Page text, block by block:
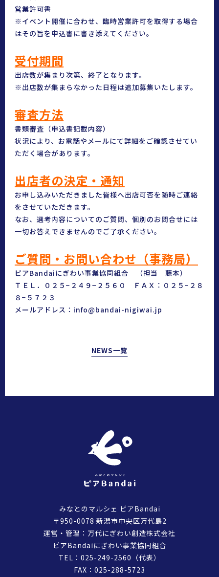
営業許可書
※イベント開催に合わせ、臨時営業許可を取得する場合
はその旨を申込書に書き添えてください。
受付期間
出店数が集まり次第、終了となります。
※出店数が集まらなかった日程は追加募集いたします。
審査方法
書類審査（申込書記載内容）
状況により、お電話やメールにて詳細をご確認させてい
ただく場合があります。
出店者の決定・通知
お申し込みいただきました皆様へ出店可否を随時ご連絡
をさせていただきます。
なお、選考内容についてのご質問、個別のお問合せには
一切お答えできませんのでご了承ください。
ご質問・お問い合わせ（事務局）
ピアBandaiにぎわい事業協同組合 （担当 藤本）
ＴＥＬ．０２５−２４９−２５６０ ＦＡＸ：０２５−２８
８−５７２３
メールアドレス：info@bandai-nigiwai.jp
NEWS一覧
みなとのマルシェ ピアBandai
〒950-0078 新潟市中央区万代島2
運営・管理：万代にぎわい創造株式会社
ピアBandaiにぎわい事業協同組合
TEL： 025-249-2560 （代表）
FAX：025-288-5723